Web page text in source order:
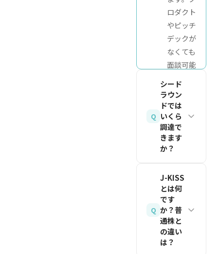
ロダクト
やピッチ
デックが
なくても
面談可能
ありま
す。重要
なのは解
決したい
課題への
がその事
業をやる
べきかの
説得力で
す。
Q
シード
ラウン
ドでは
いくら
調達で
きます
か？
ードラウ
ンドで
は、一般
的に
3,000
万〜1.5
Q
J-KISS
とは何
です
か？普
通株と
の違い
は？